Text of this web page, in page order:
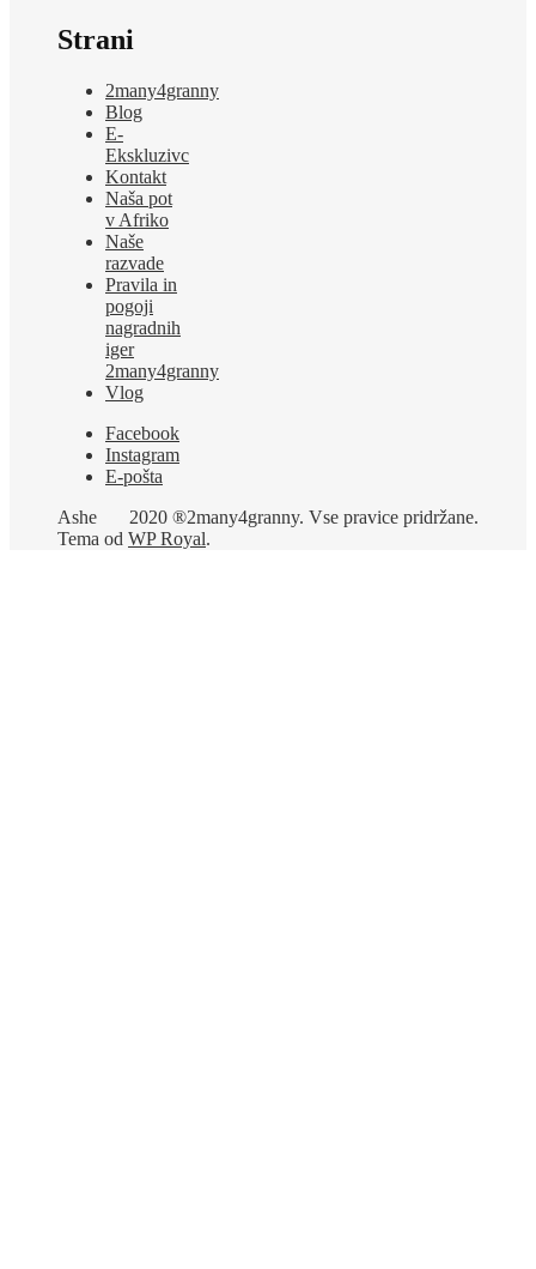
Strani
2many4granny
Blog
E-
Ekskluzivc
Kontakt
Naša pot
v Afriko
Naše
razvade
Pravila in
pogoji
nagradnih
iger
2many4granny
Vlog
Facebook
Instagram
E-pošta
2020 ®2many4granny. Vse pravice pridržane.
Ashe
Tema od WP Royal.